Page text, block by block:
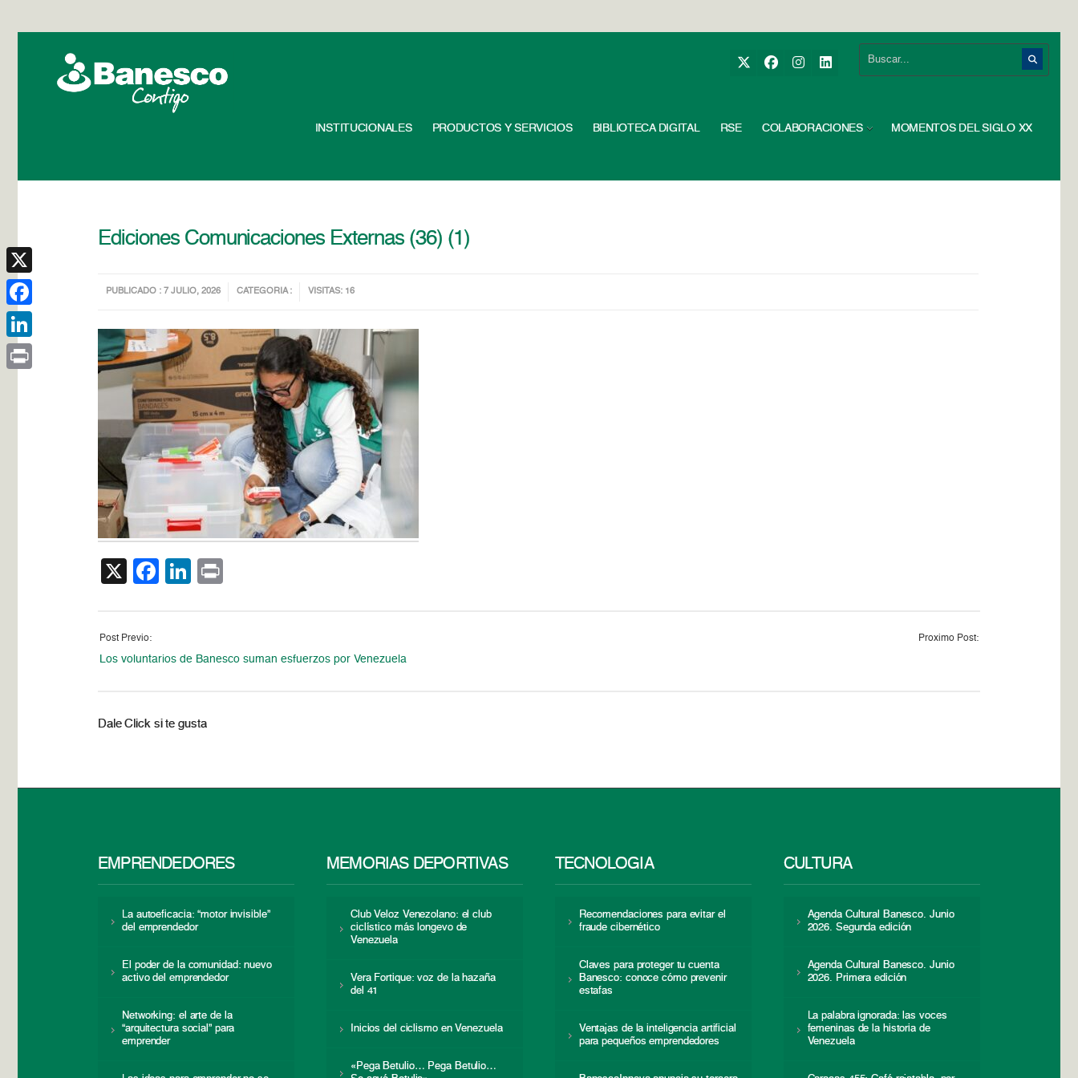
INSTITUCIONALES PRODUCTOS Y SERVICIOS BIBLIOTECA DIGITAL RSE COLABORACIONES MOMENTOS DEL SIGLO XX
Ediciones Comunicaciones Externas (36) (1)
PUBLICADO : 7 JULIO, 2026 CATEGORIA : VISITAS: 16
X Facebook
LinkedIn
Post Previo:
Los voluntarios de Banesco suman esfuerzos por Venezuela
Proximo Post:
Dale Click si te gusta
EMPRENDEDORES
La autoeficacia: “motor invisible”
del emprendedor
El poder de la comunidad: nuevo
activo del emprendedor
Networking: el arte de la
“arquitectura social” para
emprender
MEMORIAS DEPORTIVAS
Club Veloz Venezolano: el club
ciclístico más longevo de
Venezuela
Vera Fortique: voz de la hazaña
del 41
Inicios del ciclismo en Venezuela
«Pega Betulio… Pega Betulio…
TECNOLOGÍA
Recomendaciones para evitar el
fraude cibernético
Claves para proteger tu cuenta
Banesco: conoce cómo prevenir
estafas
Ventajas de la inteligencia artificial
para pequeños emprendedores
CULTURA
Agenda Cultural Banesco. Junio
2026. Segunda edición
Agenda Cultural Banesco. Junio
2026. Primera edición
La palabra ignorada: las voces
femeninas de la historia de
Venezuela
X
Facebook
LinkedIn